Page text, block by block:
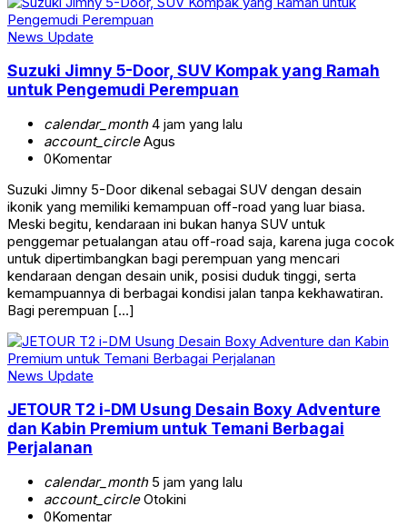
News Update
Suzuki Jimny 5-Door, SUV Kompak yang Ramah
untuk Pengemudi Perempuan
calendar_month4 jam yang lalu
account_circleAgus
0Komentar
Suzuki Jimny 5-Door dikenal sebagai SUV dengan desain
ikonik yang memiliki kemampuan off-road yang luar biasa.
Meski begitu, kendaraan ini bukan hanya SUV untuk
penggemar petualangan atau off-road saja, karena juga cocok
untuk dipertimbangkan bagi perempuan yang mencari
kendaraan dengan desain unik, posisi duduk tinggi, serta
kemampuannya di berbagai kondisi jalan tanpa kekhawatiran.
Bagi perempuan […]
News Update
JETOUR T2 i-DM Usung Desain Boxy Adventure
dan Kabin Premium untuk Temani Berbagai
Perjalanan
calendar_month5 jam yang lalu
account_circleOtokini
0Komentar